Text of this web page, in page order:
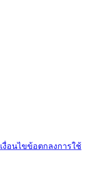
เงื่อนไขข้อตกลงการใช้